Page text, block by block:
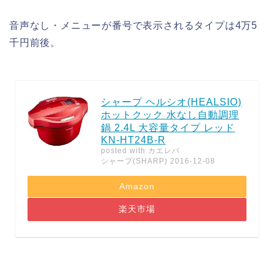
音声なし・メニューが番号で表示されるタイプは4万5
千円前後。
シャープ ヘルシオ(HEALSIO)
ホットクック 水なし自動調理
鍋 2.4L 大容量タイプ レッド
KN-HT24B-R
posted with カエレバ
シャープ(SHARP) 2016-12-08
Amazon
楽天市場